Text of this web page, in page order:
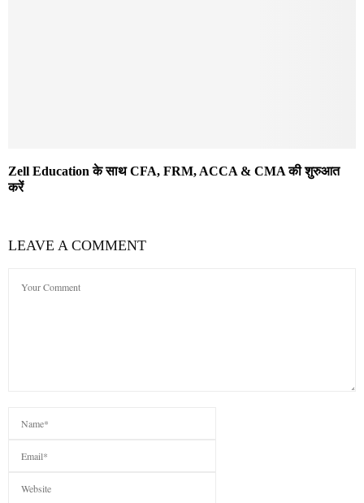
Zell Education के साथ CFA, FRM, ACCA & CMA की शुरुआत
करें
LEAVE A COMMENT